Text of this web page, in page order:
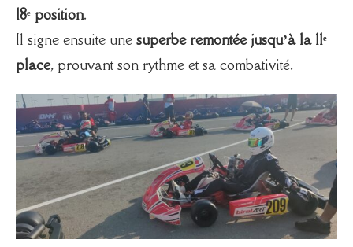
18ᵉ position.
Il signe ensuite une superbe remontée jusqu’à la 11ᵉ
place, prouvant son rythme et sa combativité.